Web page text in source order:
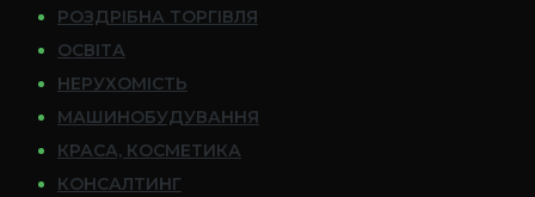
РОЗДРІБНА ТОРГІВЛЯ
ОСВІТА
НЕРУХОМІСТЬ
МАШИНОБУДУВАННЯ
КРАСА, КОСМЕТИКА
КОНСАЛТИНГ